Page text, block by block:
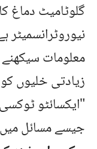
گلوٹامیٹ
نیوروٹرانسمیٹر
معلومات
زیادتی خلیوں
"ایکسائٹو
جیسے مسائل میں